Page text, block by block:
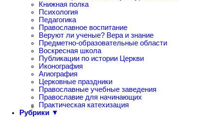
Книжная полка
Психология
Педагогика
Православное воспитание
Веруют ли ученые? Вера и знание
Предметно-образовательные области
Воскресная школа
Публикации по истории Церкви
Иконография
Агиография
Церковные праздники
Православные учебные заведения
Православие для начинающих
Практическая катехизация
Рубрики ▼